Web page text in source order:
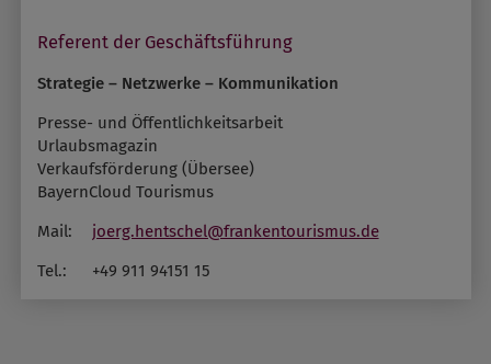
Referent der Geschäftsführung
Strategie – Netzwerke – Kommunikation
Presse- und Öffentlichkeitsarbeit
Urlaubsmagazin
Verkaufsförderung (Übersee)
BayernCloud Tourismus
Mail:
joerg.hentschel@frankentourismus.de
Tel.:
+49 911 94151 15